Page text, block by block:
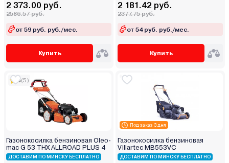
2 373.00 руб.
2586.57 руб.
от 59 руб. руб./мес.
Купить
2 181.42 руб.
2377.75 руб.
от 54 руб. руб./мес.
Купить
5(5)
Газонокосилка бензиновая Oleo-
mac G 53 THX ALLROAD PLUS 4
ДОСТАВИМ ПО МИНСКУ БЕСПЛАТНО
Под заказ 3 дня
Газонокосилка бензиновая
Villartec MB553VС
ДОСТАВИМ ПО МИНСКУ БЕСПЛАТНО